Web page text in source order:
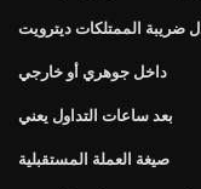
ضريبة الممتلكات ديترويت
داخل جوهري أو خارجي
بعد ساعات التداول يعني
صيغة العملة المستقبلية